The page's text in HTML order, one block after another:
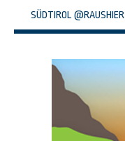
SÜDTIROL @RAUSHIER